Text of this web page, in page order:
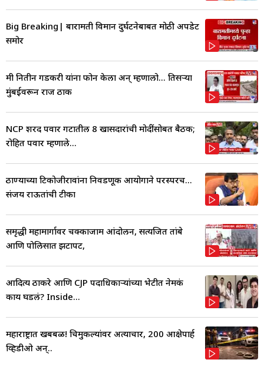
Big Breaking| बारामती विमान दुर्घटनेबाबत मोठी अपडेट
समोर
मी नितीन गडकरी यांना फोन केला अन् म्हणालो... तिसऱ्या
मुंबईवरून राज ठाक
NCP शरद पवार गटातील 8 खासदारांची मोदींसोबत बैठक;
रोहित पवार म्हणाले...
ठाण्याच्या टिकोजीरावांना निवडणूक आयोगाने परस्परच...
संजय राऊतांची टीका
समृद्धी महामार्गावर चक्काजाम आंदोलन, सत्यजित तांबे
आणि पोलिसात झटापट,
आदित्य ठाकरे आणि CJP पदाधिकाऱ्यांच्या भेटीत नेमकं
काय घडलं? Inside...
महाराष्ट्रात खबबळ! चिमुकल्यांवर अत्याचार, 200 आक्षेपार्ह
व्हिडीओ अन्..